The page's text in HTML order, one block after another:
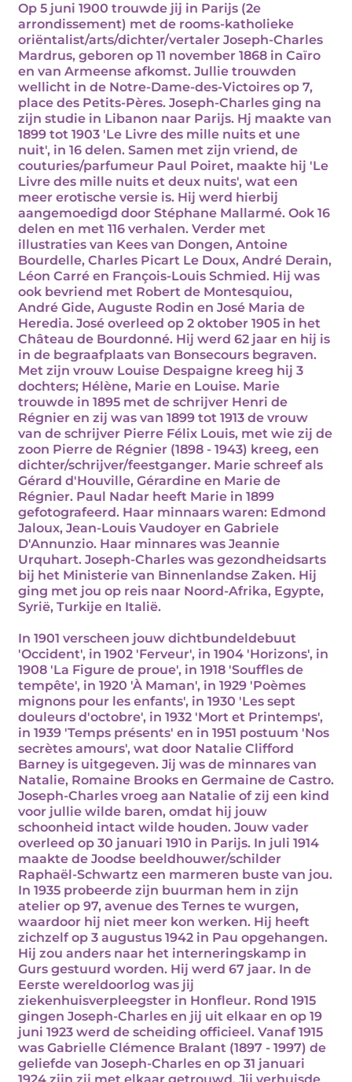
Op 5 juni 1900 trouwde jij in Parijs (2e
arrondissement) met de rooms-katholieke
oriëntalist/arts/dichter/vertaler Joseph-Charles
Mardrus, geboren op 11 november 1868 in Caïro
en van Armeense afkomst. Jullie trouwden
wellicht in de Notre-Dame-des-Victoires op 7,
place des Petits-Pères. Joseph-Charles ging na
zijn studie in Libanon naar Parijs. Hj maakte van
1899 tot 1903 'Le Livre des mille nuits et une
nuit', in 16 delen. Samen met zijn vriend, de
couturies/parfumeur Paul Poiret, maakte hij 'Le
Livre des mille nuits et deux nuits', wat een
meer erotische versie is. Hij werd hierbij
aangemoedigd door Stéphane Mallarmé. Ook 16
delen en met 116 verhalen. Verder met
illustraties van Kees van Dongen, Antoine
Bourdelle, Charles Picart Le Doux, André Derain,
Léon Carré en François-Louis Schmied. Hij was
ook bevriend met Robert de Montesquiou,
André Gide, Auguste Rodin en José Maria de
Heredia. José overleed op 2 oktober 1905 in het
Château de Bourdonné. Hij werd 62 jaar en hij is
in de begraafplaats van Bonsecours begraven.
Met zijn vrouw Louise Despaigne kreeg hij 3
dochters; Hélène, Marie en Louise. Marie
trouwde in 1895 met de schrijver Henri de
Régnier en zij was van 1899 tot 1913 de vrouw
van de schrijver Pierre Félix Louis, met wie zij de
zoon Pierre de Régnier (1898 - 1943) kreeg, een
dichter/schrijver/feestganger. Marie schreef als
Gérard d'Houville, Gérardine en Marie de
Régnier. Paul Nadar heeft Marie in 1899
gefotografeerd. Haar minnaars waren: Edmond
Jaloux, Jean-Louis Vaudoyer en Gabriele
D'Annunzio. Haar minnares was Jeannie
Urquhart. Joseph-Charles was gezondheidsarts
bij het Ministerie van Binnenlandse Zaken. Hij
ging met jou op reis naar Noord-Afrika, Egypte,
Syrië, Turkije en Italië.
In 1901 verscheen jouw dichtbundeldebuut
'Occident', in 1902 'Ferveur', in 1904 'Horizons', in
1908 'La Figure de proue', in 1918 'Souffles de
tempête', in 1920 'À Maman', in 1929 'Poèmes
mignons pour les enfants', in 1930 'Les sept
douleurs d'octobre', in 1932 'Mort et Printemps',
in 1939 'Temps présents' en in 1951 postuum 'Nos
secrètes amours', wat door Natalie Clifford
Barney is uitgegeven. Jij was de minnares van
Natalie, Romaine Brooks en Germaine de Castro.
Joseph-Charles vroeg aan Natalie of zij een kind
voor jullie wilde baren, omdat hij jouw
schoonheid intact wilde houden. Jouw vader
overleed op 30 januari 1910 in Parijs. In juli 1914
maakte de Joodse beeldhouwer/schilder
Raphaël-Schwartz een marmeren buste van jou.
In 1935 probeerde zijn buurman hem in zijn
atelier op 97, avenue des Ternes te wurgen,
waardoor hij niet meer kon werken. Hij heeft
zichzelf op 3 augustus 1942 in Pau opgehangen.
Hij zou anders naar het interneringskamp in
Gurs gestuurd worden. Hij werd 67 jaar. In de
Eerste wereldoorlog was jij
ziekenhuisverpleegster in Honfleur. Rond 1915
gingen Joseph-Charles en jij uit elkaar en op 19
juni 1923 werd de scheiding officieel. Vanaf 1915
was Gabrielle Clémence Bralant (1897 - 1997) de
geliefde van Joseph-Charles en op 31 januari